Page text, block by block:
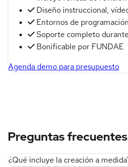
Diseño instruccional,
Entornos de
Soporte completo
Bonificable por FUNDAE
Agenda demo para presupuesto
Preguntas frecuentes
¿Qué incluye la creación a